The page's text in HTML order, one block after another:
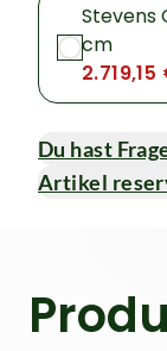
Stevens
cm
2.719,15
Du hast
Artikel